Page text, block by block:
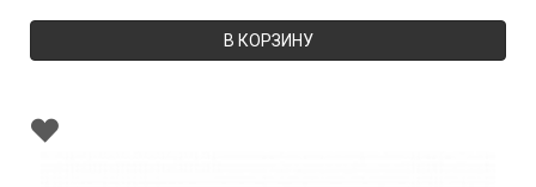
В КОРЗИНУ